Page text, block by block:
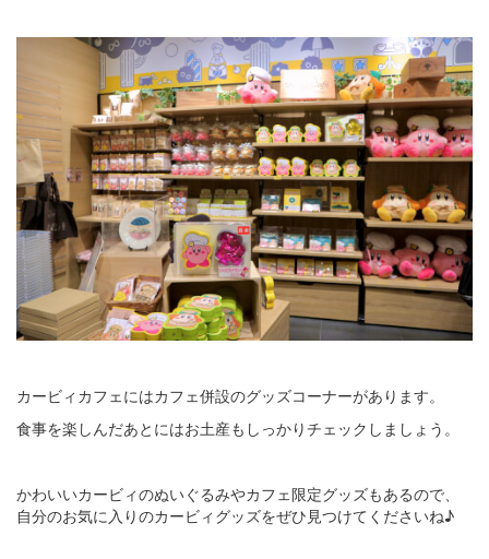
カービィカフェにはカフェ併設のグッズコーナーがあります。
食事を楽しんだあとにはお土産もしっかりチェックしましょう。
かわいいカービィのぬいぐるみやカフェ限定グッズもあるので、
自分のお気に入りのカービィグッズをぜひ見つけてくださいね♪